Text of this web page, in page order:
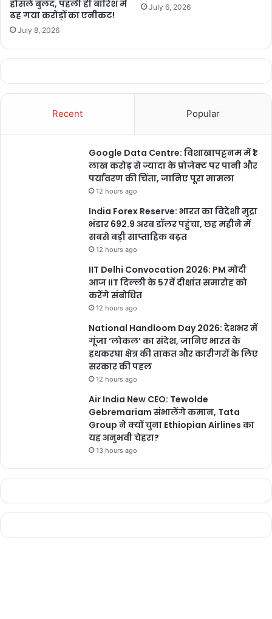
ज्ञात हो कि इस स्कूल में मूक बधिर बच्चों को साइन लेंग्वेज में शिक्षा दी जाती है। यहां
बच्चों से किसी प्रकार शुल्क नहीं लिया जाता है। हॉस्टल की भी व्यवस्था है। बच्चों
को भोजन, गणेवश, पुस्तक-किताब आदि मुफ्त में दिए जाते हैं।
इस अवसर पर संस्था के उपाध्यक्ष धनंजय त्रिपाठी, मृत्युंजय शुक्ला, दिनेश शुक्ला
सहित चेम्बर महिला विंग की इला गुप्ता, आभा मिश्रा, रंजना अग्रवाल, रश्मि, अलका
बोरकर, आद्या राठौड़, वैशाली राठोर, निकिता राठोर, सोमा घोष, नीलिमा दिवाकीर्ति,
काजल लालवानी मौजूद थीं। कार्यक्रम का संचालन कोआर्डिनेटर सीमा छाबड़ा ने
हौसले बुलंद, पहली ही बारिश में
ढह गया करोड़ों का एनीकट!
July 8, 2026
July 6, 2026
Recent Popular
Google Data Centre: विशाखापट्टनम में ₹1
लाख करोड़ से ज्यादा के प्रोजेक्ट पर पानी और
पर्यावरण की चिंता, जानिए पूरा मामला
12 hours ago
India Forex Reserve: भारत का विदेशी मुद्रा
भंडार 692.9 अरब डॉलर पहुंचा, छह महीने में
सबसे बड़ी साप्ताहिक बढ़त
12 hours ago
IIT Delhi Convocation 2026: PM मोदी
आज IIT दिल्ली के 57वें दीक्षांत समारोह को
करेंगे संबोधित
12 hours ago
National Handloom Day 2026: देशभर में
गूंजा ‘लोकल’ का संदेश, जानिए भारत के
हथकरघा क्षेत्र की ताकत और कारीगरों के लिए
सरकार की पहल
12 hours ago
Air India New CEO: Tewolde
Gebremariam संभालेंगे कमान, Tata
Group ने क्यों चुना Ethiopian Airlines का
यह अनुभवी चेहरा?
13 hours ago